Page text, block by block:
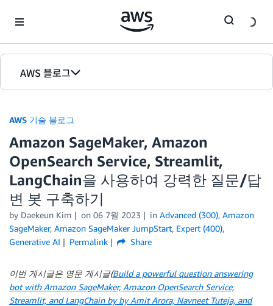
AWS 블로그
홈
에디션
AWS 기술 블로그
Amazon SageMaker, Amazon
OpenSearch Service, Streamlit,
LangChain을 사용하여 강력한 질문/답
변 봇 구축하기
by Daekeun Kim on 06 7월 2023 in Advanced (300), Amazon
SageMaker, Amazon SageMaker JumpStart, Expert (400),
Generative AI
Permalink Share
이번 게시글은 영문 게시글(Build a powerful question answering
bot with Amazon SageMaker, Amazon OpenSearch Service,
Streamlit, and LangChain by by Amit Arora, Navneet Tuteja, and